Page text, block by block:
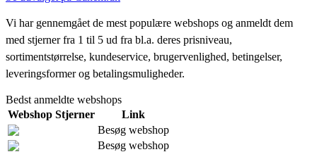
Vi har gennemgået de mest populære webshops og anmeldt dem
med stjerner fra 1 til 5 ud fra bl.a. deres prisniveau,
sortimentstørrelse, kundeservice, brugervenlighed, betingelser,
leveringsformer og betalingsmuligheder.
Bedst anmeldte webshops
Webshop Stjerner
Link
Besøg webshop
Besøg webshop